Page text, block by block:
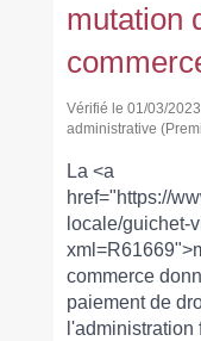
mutation
Vérifié le 01/03/
administrative
La <a
href="https://
locale/guichet-
commerce
paiement de
l'administration